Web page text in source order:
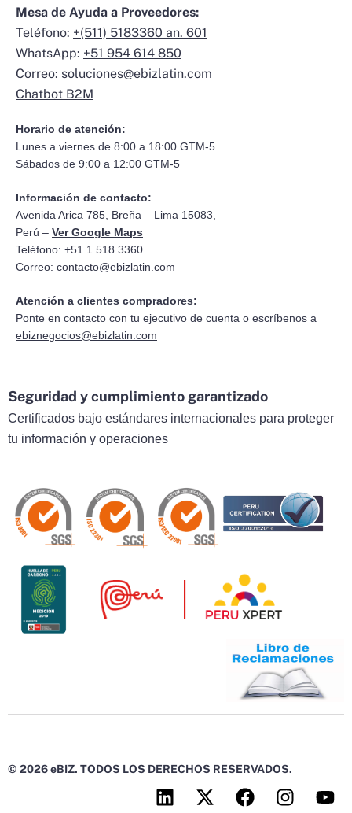
Mesa de Ayuda a Proveedores:
Teléfono: +(511) 5183360 an. 601
WhatsApp: +51 954 614 850
Correo: soluciones@ebizlatin.com
Chatbot B2M
Horario de atención:
Lunes a viernes de 8:00 a 18:00 GTM-5
Sábados de 9:00 a 12:00 GTM-5
Información de contacto:
Avenida Arica 785, Breña – Lima 15083,
Perú – Ver Google Maps
Teléfono: +51 1 518 3360
Correo: contacto@ebizlatin.com
Atención a clientes compradores:
Ponte en contacto con tu ejecutivo de cuenta o escríbenos a
ebiznegocios@ebizlatin.com
Seguridad y cumplimiento garantizado
Certificados bajo estándares internacionales para proteger
tu información y operaciones
© 2026 eBIZ. TODOS LOS DERECHOS RESERVADOS.
L
i
X
-
F
a
I
n
Y
o